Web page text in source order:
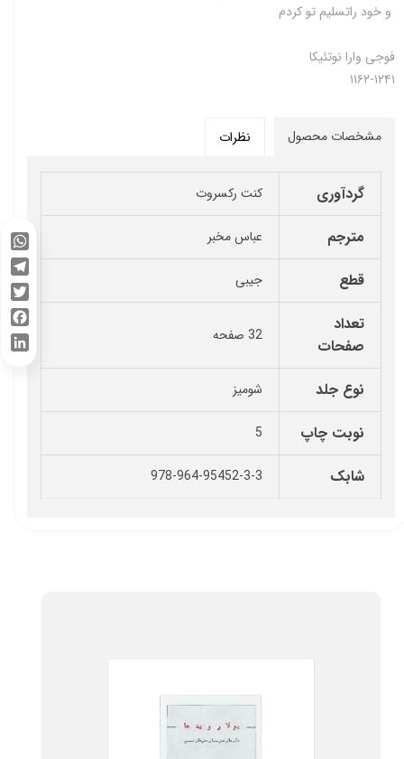
و خود راتسلیم تو کردم
فوجی وارا نوتئیکا
۱۱۶۲-۱۲۴۱
مشخصات محصول نظرات
گردآوری کنت رکسروت
مترجم عباس مخبر
قطع جیبی
تعداد
صفحات
32 صفحه
نوع جلد شومیز
نوبت چاپ 5
شابک 978-964-95452-3-3
WhatsApp
Telegram
Twitter
Facebook
LinkedIn